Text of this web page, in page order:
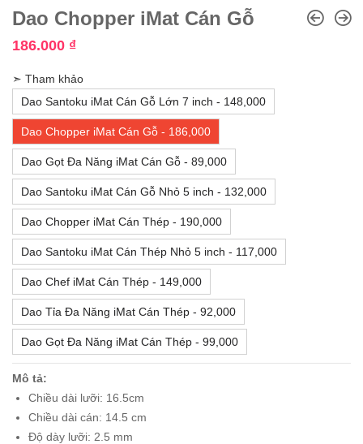
Dao Chopper iMat Cán Gỗ
186.000 ₫
➣ Tham khảo
Dao Santoku iMat Cán Gỗ Lớn 7 inch - 148,000
Dao Chopper iMat Cán Gỗ - 186,000
Dao Gọt Đa Năng iMat Cán Gỗ - 89,000
Dao Santoku iMat Cán Gỗ Nhỏ 5 inch - 132,000
Dao Chopper iMat Cán Thép - 190,000
Dao Santoku iMat Cán Thép Nhỏ 5 inch - 117,000
Dao Chef iMat Cán Thép - 149,000
Dao Tỉa Đa Năng iMat Cán Thép - 92,000
Dao Gọt Đa Năng iMat Cán Thép - 99,000
Mô tả:
Chiều dài lưỡi: 16.5cm
Chiều dài cán: 14.5 cm
Độ dày lưỡi: 2.5 mm